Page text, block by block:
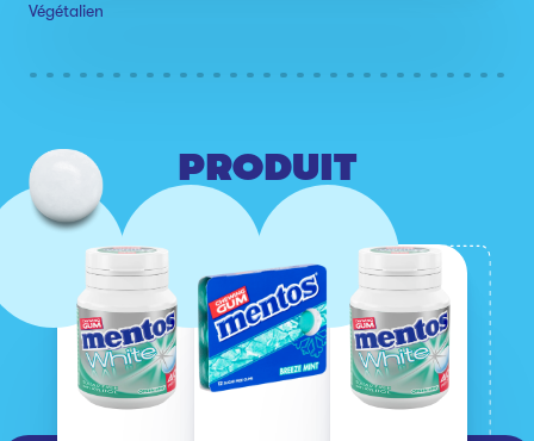
Végétalien
PRODUIT